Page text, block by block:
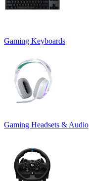
Gaming Keyboards
Gaming Headsets & Audio